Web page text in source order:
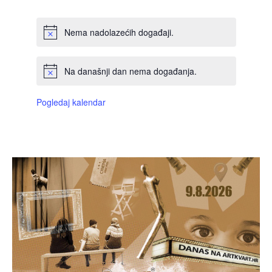
Nema nadolazećih događaji.
Na današnji dan nema događanja.
Pogledaj kalendar